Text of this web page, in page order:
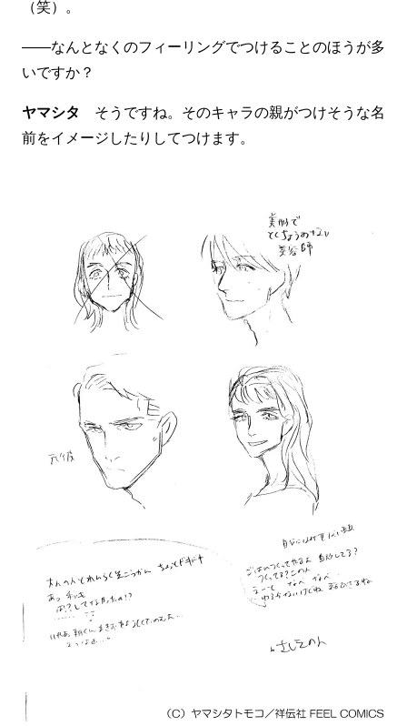
（笑）。
――なんとなくのフィーリングでつけることのほうが多
いですか？
ヤマシタ そうですね。そのキャラの親がつけそうな名
前をイメージしたりしてつけます。